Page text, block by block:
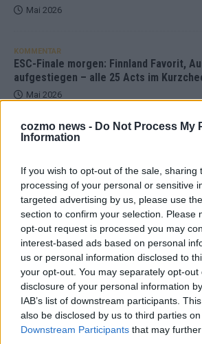
cozmo news - Do Not Process My
Information
If you wish to opt-out of the sale, sharing
processing of your personal or sensitive
targeted advertising by us, please use
section to confirm your selection. Please
opt-out request is processed you may
interest-based ads based on personal
us or personal information disclosed to
your opt-out. You may separately opt-
disclosure of your personal information
IAB’s list of downstream participants.
also be disclosed by us to third parties
Downstream Participants that may
Mai 2026
KOMMENTAR
ESC-Finale morgen: Finnland Favorit,
aufgestiegen – alle 25 Acts im
Mai 2026
KOMMENTAR
Mai 2026
EXTRA
ESC-Halbfinale 2: Das sagen die
sechs zittern, einer chancenlos!
Mai 2026
KOMMENTAR
Wer zahlt, steht im Finale – ist das
Mai 2026